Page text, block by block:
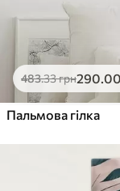
483.33грн290.00
Пальмова гілка